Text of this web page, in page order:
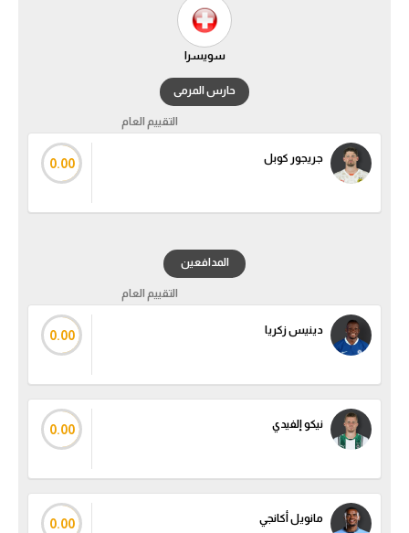
الدوري الإنجليزي الممتاز
الدوري الإيطالي
الدوري السعودي للمحترفين
دوري أبطال أوروبا
كل البطولات
أقسام
الكرة المصرية
سويسرا
حارس المرمى
التقييم العام
جريجور كوبل 0.00
المدافعين
التقييم العام
دينيس زكريا 0.00
نيكو إلفيدي 0.00
مانويل أكانجي 0.00